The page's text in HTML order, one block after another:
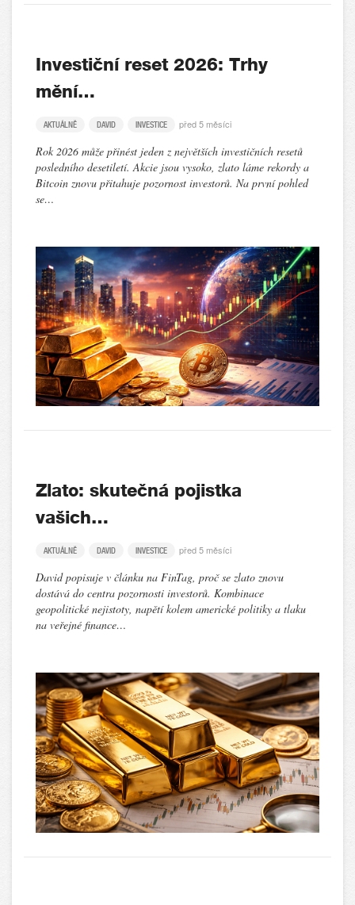
Investiční reset 2026: Trhy
mění…
AKTUÁLNĚ DAVID INVESTICE před 5 měsíci
Rok 2026 může přinést jeden z největších investičních resetů
posledního desetiletí. Akcie jsou vysoko, zlato láme rekordy a
Bitcoin znovu přitahuje pozornost investorů. Na první pohled
se…
Zlato: skutečná pojistka
vašich…
AKTUÁLNĚ DAVID INVESTICE před 5 měsíci
David popisuje v článku na FinTag, proč se zlato znovu
dostává do centra pozornosti investorů. Kombinace
geopolitické nejistoty, napětí kolem americké politiky a tlaku
na veřejné finance…